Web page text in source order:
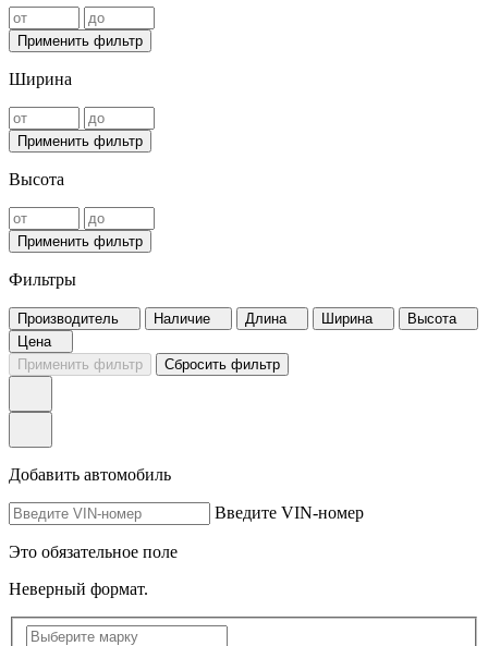
Применить фильтр
Ширина
Применить фильтр
Высота
Применить фильтр
Фильтры
Производитель Наличие Длина Ширина
Высота
Цена
Применить фильтр
Сбросить фильтр
Добавить автомобиль
Введите VIN-номер
Это обязательное поле
Неверный формат.